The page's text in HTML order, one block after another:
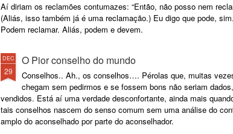
Aí diriam os reclamões contumazes: “Então, não posso nem
(Aliás, isso também já é uma reclamação.) Eu digo que pode, sim.
Podem reclamar. Aliás, podem e devem.
DEC
29
O Pior conselho do mundo
Conselhos.. Ah., os conselhos…. Pérolas que, muitas
chegam sem pedirmos e se fossem bons não seriam
vendidos. Está aí uma verdade desconfortante, ainda mais
tais conselhos nascem do senso comum sem uma análise do
amplo do aconselhado por parte do aconselhador.